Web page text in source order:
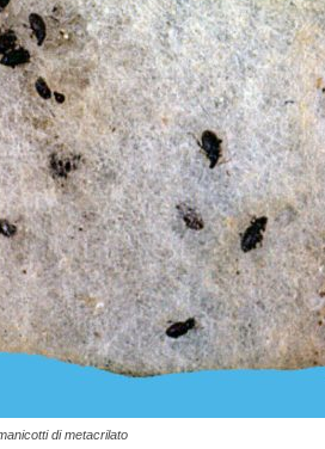
di metacrilato